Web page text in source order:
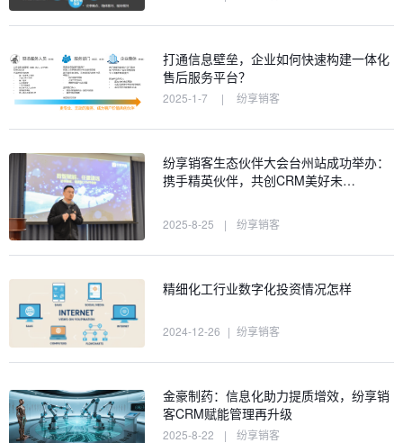
打通信息壁垒，企业如何快速构建一体化
售后服务平台？
2025-1-7 | 纷享销客
纷享销客生态伙伴大会台州站成功举办：
携手精英伙伴，共创CRM美好未…
2025-8-25 | 纷享销客
精细化工行业数字化投资情况怎样
2024-12-26 | 纷享销客
金豪制药：信息化助力提质增效，纷享销
客CRM赋能管理再升级
2025-8-22 | 纷享销客